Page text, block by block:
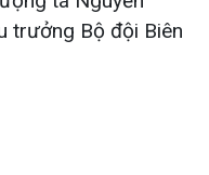
trưởng Bộ đội Biên